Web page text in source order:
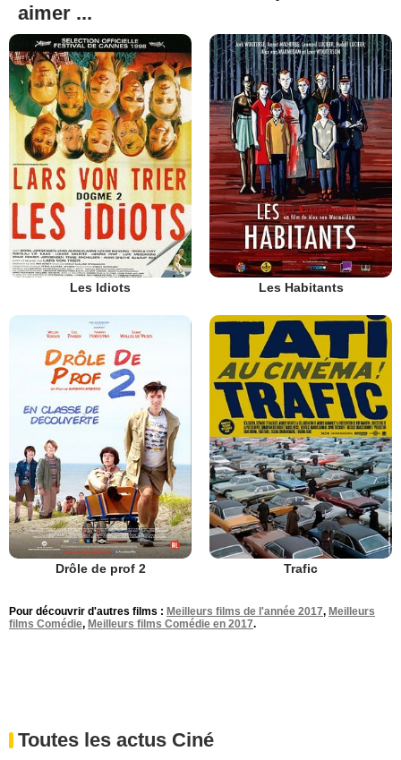
aimer ...
Les Idiots Les Habitants
Drôle de prof 2 Trafic
Pour découvrir d'autres films : Meilleurs films de l'année 2017, Meilleurs
films Comédie, Meilleurs films Comédie en 2017.
Toutes les actus Ciné